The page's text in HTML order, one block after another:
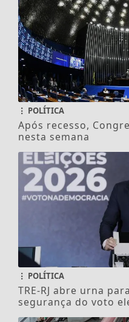
POLÍTICA
Após recesso,
nesta semana
POLÍTICA
TRE-RJ abre urna
segurança do voto